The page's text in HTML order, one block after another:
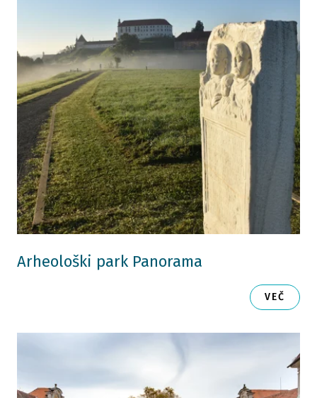
Arheološki park Panorama
VEČ